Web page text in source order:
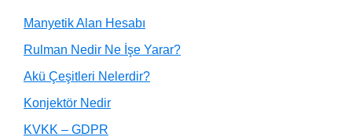
Manyetik Alan Hesabı
Rulman Nedir Ne İşe Yarar?
Akü Çeşitleri Nelerdir?
Konjektör Nedir
KVKK – GDPR